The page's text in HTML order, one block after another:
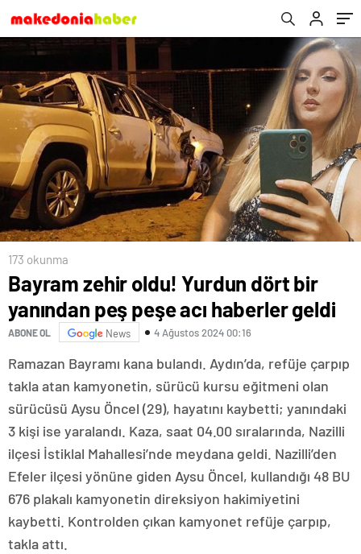
173 okunma
Bayram zehir oldu! Yurdun dört bir
yanından peş peşe acı haberler geldi
ABONE OL News 4 Ağustos 2024 00:16
Ramazan Bayramı kana bulandı. Aydın’da, refüje çarpıp
takla atan kamyonetin, sürücü kursu eğitmeni olan
sürücüsü Aysu Öncel (29), hayatını kaybetti; yanındaki
3 kişi ise yaralandı. Kaza, saat 04.00 sıralarında, Nazilli
ilçesi İstiklal Mahallesi’nde meydana geldi. Nazilli’den
Efeler ilçesi yönüne giden Aysu Öncel, kullandığı 48 BU
676 plakalı kamyonetin direksiyon hakimiyetini
kaybetti. Kontrolden çıkan kamyonet refüje çarpıp,
takla attı.